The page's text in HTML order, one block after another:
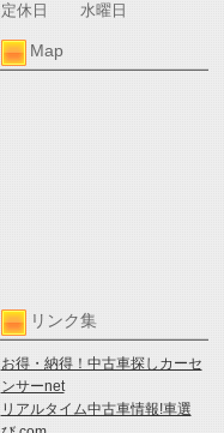
定休日
水曜日
Map
リンク集
お得・納得！中古車探しカーセ
ンサーnet
リアルタイム中古車情報!車選